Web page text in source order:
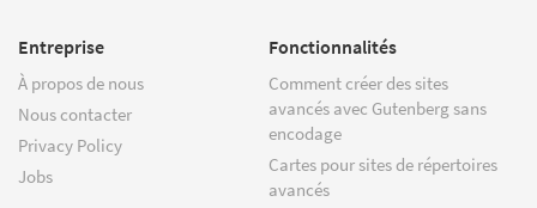
Entreprise
À propos de nous
Nous contacter
Privacy Policy
Jobs
Fonctionnalités
Comment créer des sites
avancés avec Gutenberg sans
encodage
Cartes pour sites de répertoires
avancés